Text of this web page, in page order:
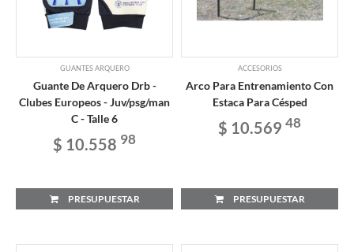
GUANTES ARQUERO
Guante De Arquero Drb -
Clubes Europeos - Juv/psg/man
C - Talle 6
$ 10.558 98
PRESUPUESTAR
ACCESORIOS
Arco Para Entrenamiento Con
Estaca Para Césped
$ 10.569 48
PRESUPUESTAR